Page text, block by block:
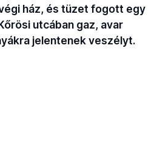
ház, és tüzet fogott egy
utcában gaz, avar
jelentenek veszélyt.